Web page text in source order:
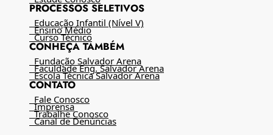
PROCESSOS SELETIVOS
Educação Infantil (Nível V)
Ensino Médio
Curso Técnico
CONHEÇA TAMBÉM
Fundação Salvador Arena
Faculdade Eng. Salvador Arena
Escola Técnica Salvador Arena
CONTATO
Fale Conosco
Imprensa
Trabalhe Conosco
Canal de Denúncias